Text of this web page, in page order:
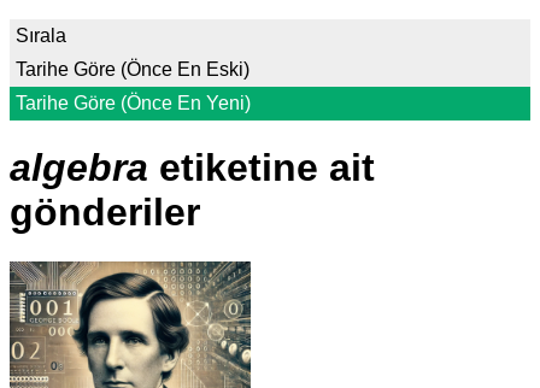
Sırala
Tarihe Göre (Önce En Eski)
Tarihe Göre (Önce En Yeni)
algebra etiketine ait
gönderiler